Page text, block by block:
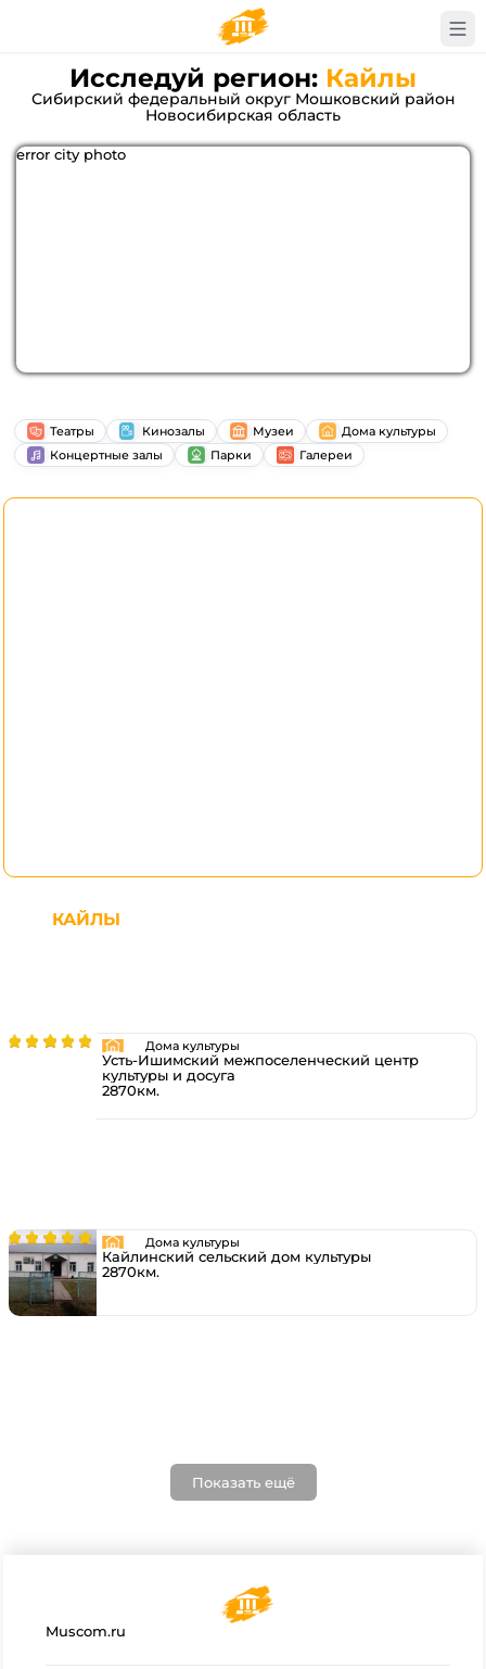
Исследуй регион: Кайлы
Сибирский федеральный округ Мошковский район
Новосибирская область
error city photo
Театры Кинозалы Музеи
Дома культуры
Концертные залы
Парки Галереи
КАЙЛЫ
Дома культуры
Усть-Ишимский межпоселенческий центр
культуры и досуга
2870км.
Дома культуры
Кайлинский сельский дом культуры
2870км.
Показать ещё
Muscom.ru